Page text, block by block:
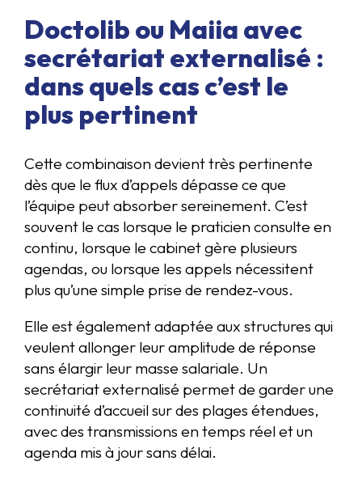
Doctolib ou Maiia avec
secrétariat externalisé :
dans quels cas c’est le
plus pertinent
Cette combinaison devient très pertinente
dès que le flux d’appels dépasse ce que
l’équipe peut absorber sereinement. C’est
souvent le cas lorsque le praticien consulte en
continu, lorsque le cabinet gère plusieurs
agendas, ou lorsque les appels nécessitent
plus qu’une simple prise de rendez-vous.
Elle est également adaptée aux structures qui
veulent allonger leur amplitude de réponse
sans élargir leur masse salariale. Un
secrétariat externalisé permet de garder une
continuité d’accueil sur des plages étendues,
avec des transmissions en temps réel et un
agenda mis à jour sans délai.